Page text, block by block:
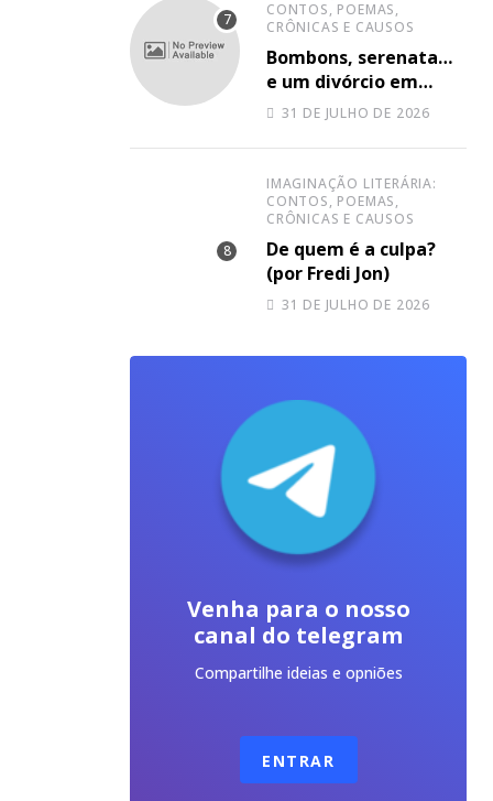
Ever Know”
CONTOS, POEMAS,
CRÔNICAS E CAUSOS
Bombons, serenata…
e um divórcio em
andamento (por Fredi
31 DE JULHO DE 2026
IMAGINAÇÃO LITERÁRIA:
CONTOS, POEMAS,
CRÔNICAS E CAUSOS
De quem é a culpa?
(por Fredi Jon)
31 DE JULHO DE 2026
Venha para o nosso
canal do telegram
Compartilhe ideias e opniões
ENTRAR